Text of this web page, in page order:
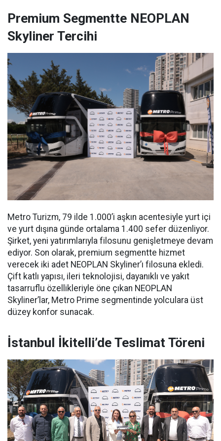
Premium Segmentte NEOPLAN
Skyliner Tercihi
Metro Turizm, 79 ilde 1.000’i aşkın acentesiyle yurt içi
ve yurt dışına günde ortalama 1.400 sefer düzenliyor.
Şirket, yeni yatırımlarıyla filosunu genişletmeye devam
ediyor. Son olarak, premium segmentte hizmet
verecek iki adet NEOPLAN Skyliner’ı filosuna ekledi.
Çift katlı yapısı, ileri teknolojisi, dayanıklı ve yakıt
tasarruflu özellikleriyle öne çıkan NEOPLAN
Skyliner’lar, Metro Prime segmentinde yolculara üst
düzey konfor sunacak.
İstanbul İkitelli’de Teslimat Töreni